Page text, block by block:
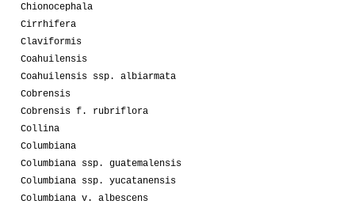
Chionocephala
Cirrhifera
Claviformis
Coahuilensis
Coahuilensis ssp. albiarmata
Cobrensis
Cobrensis f. rubriflora
Collina
Columbiana
Columbiana ssp. guatemalensis
Columbiana ssp. yucatanensis
Columbiana v. albescens